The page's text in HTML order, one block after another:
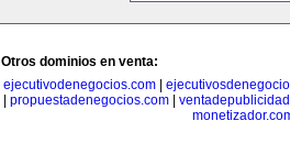
Otros dominios en venta:
ejecutivodenegocios.com|
propuestadenegocios.com